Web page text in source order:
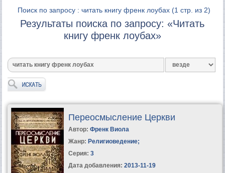
Поиск по запросу : читать книгу френк лоубах (1 стр. из 2)
Результаты поиска по запросу: «Читать
книгу френк лоубах»
Переосмысление Церкви
Автор: Френк Виола
Жанр: Религиоведение;
Серия: 3
Дата добавления: 2013-11-19